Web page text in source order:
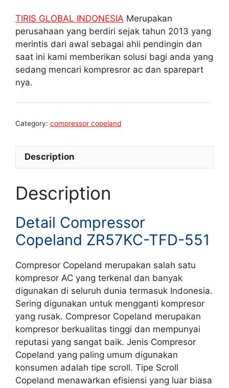
TIRIS GLOBAL INDONESIA Merupakan
perusahaan yang berdiri sejak tahun 2013 yang
merintis dari awal sebagai ahli pendingin dan
saat ini kami memberikan solusi bagi anda yang
sedang mencari kompresror ac dan sparepart
nya.
Category: compressor copeland
Description
Description
Detail Compressor
Copeland ZR57KC-TFD-551
Compresor Copeland merupakan salah satu
kompresor AC yang terkenal dan banyak
digunakan di seluruh dunia termasuk Indonesia.
Sering digunakan untuk mengganti kompresor
yang rusak. Compresor Copeland merupakan
kompresor berkualitas tinggi dan mempunyai
reputasi yang sangat baik. Jenis Compresor
Copeland yang paling umum digunakan
konsumen adalah tipe scroll. Tipe Scroll
Copeland menawarkan efisiensi yang luar biasa